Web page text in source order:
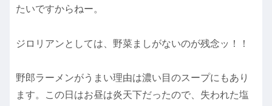
たいですからねー。
ジロリアンとしては、野菜ましがないのが残念ッ！！
野郎ラーメンがうまい理由は濃い目のスープにもあり
ます。この日はお昼は炎天下だったので、失われた塩